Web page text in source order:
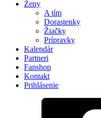
Ženy
A tím
Dorastenky
Žiačky
Prípravky
Kalendár
Partneri
Fanshop
Kontakt
Prihlásenie